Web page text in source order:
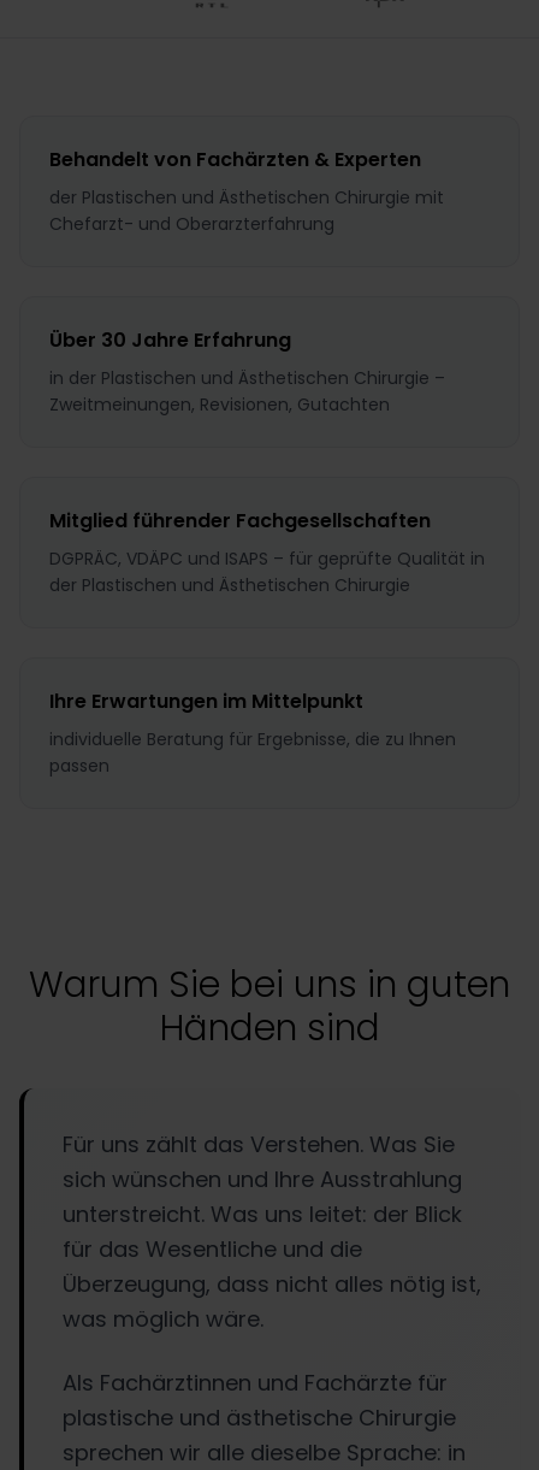
Behandelt von Fachärzten & Experten
der Plastischen und Ästhetischen Chirurgie mit
Chefarzt- und Oberarzterfahrung
Über 30 Jahre Erfahrung
in der Plastischen und Ästhetischen Chirurgie –
Zweitmeinungen, Revisionen, Gutachten
Mitglied führender Fachgesellschaften
DGPRÄC, VDÄPC und ISAPS – für geprüfte Qualität in
der Plastischen und Ästhetischen Chirurgie
Ihre Erwartungen im Mittelpunkt
individuelle Beratung für Ergebnisse, die zu Ihnen
passen
Warum Sie bei uns in guten
Händen sind
Für uns zählt das Verstehen. Was Sie
sich wünschen und Ihre Ausstrahlung
unterstreicht. Was uns leitet: der Blick
für das Wesentliche und die
Überzeugung, dass nicht alles nötig ist,
was möglich wäre.
Als Fachärztinnen und Fachärzte für
plastische und ästhetische Chirurgie
sprechen wir alle dieselbe Sprache: in